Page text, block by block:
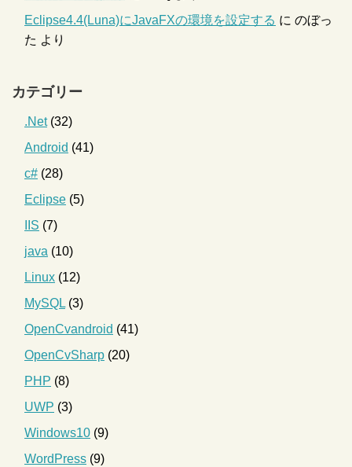
Eclipse4.4(Luna)にJavaFXの環境を設定する に のぼっ
た より
カテゴリー
.Net(32)
Android (41)
c# (28)
Eclipse (5)
IIS (7)
java (10)
Linux (12)
MySQL (3)
OpenCvandroid (41)
OpenCvSharp (20)
PHP (8)
UWP (3)
Windows10 (9)
WordPress (9)